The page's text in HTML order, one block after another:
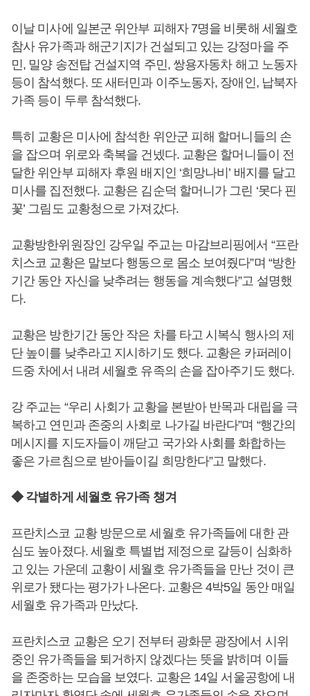
이날 미사에 일본군 위안부 피해자 7명을 비롯해 세월호
참사 유가족과 해군기지가 건설되고 있는 강정마을 주
민, 밀양 송전탑 건설지역 주민, 쌍용자동차 해고 노동자
등이 참석했다. 또 새터민과 이주노동자, 장애인, 납북자
가족 등이 두루 참석했다.
특히 교황은 미사에 참석한 위안군 피해 할머니들의 손
을 잡으며 위로와 축복을 건넸다. 교황은 할머니들이 전
달한 위안부 피해자 후원 배지인 ‘희망나비’ 배지를 달고
미사를 집전했다. 교황은 김순덕 할머니가 그린 ‘못다 핀
꽃’ 그림도 교황청으로 가져갔다.
교황방한위원장인 강우일 주교는 마감브리핑에서 “프란
치스코 교황은 말보다 행동으로 몸소 보여줬다”며 “방한
기간 동안 자신을 낮추려는 행동을 계속했다”고 설명했
다.
교황은 방한기간 동안 작은 차를 타고 시복식 행사의 제
단 높이를 낮추라고 지시하기도 했다. 교황은 카퍼레이
드중 차에서 내려 세월호 유족의 손을 잡아주기도 했다.
강 주교는 “우리 사회가 교황을 본받아 반목과 대립을 극
복하고 연민과 존중의 사회로 나가길 바란다”며 “행간의
메시지를 지도자들이 깨닫고 국가와 사회를 화합하는
좋은 가르침으로 받아들이길 희망한다”고 말했다.
◆ 각별하게 세월호 유가족 챙겨
프란치스코 교황 방문으로 세월호 유가족들에 대한 관
심도 높아졌다. 세월호 특별법 제정으로 갈등이 심화하
고 있는 가운데 교황이 세월호 유가족들을 만난 것이 큰
위로가 됐다는 평가가 나온다. 교황은 4박5일 동안 매일
세월호 유가족과 만났다.
프란치스코 교황은 오기 전부터 광화문 광장에서 시위
중인 유가족들을 퇴거하지 않겠다는 뜻을 밝히며 이들
을 존중하는 모습을 보였다. 교황은 14일 서울공항에 내